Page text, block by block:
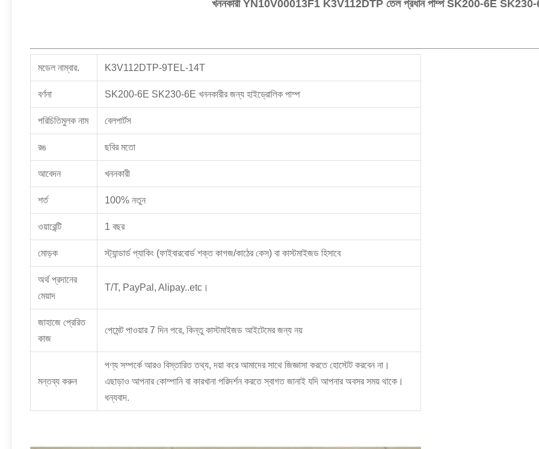
খননকারী YN10V00013F1 K3V112DTP তেল প্রধান পাম্প SK200-6E SK230-
মডেল নাম্বার. K3V112DTP-9TEL-14T
বর্ণনা SK200-6E SK230-6E খননকারীর জন্য হাইড্রোলিক পাম্প
পরিচিতিমুলক নাম বেলপার্টস
রঙ ছবির মতো
আবেদন খননকারী
শর্ত 100% নতুন
ওয়ারেন্টি 1 বছর
মোড়ক স্ট্যান্ডার্ড প্যাকিং (ফাইবারবোর্ড শক্ত কাগজ/কাঠের কেস) বা কাস্টমাইজড হিসাবে
অর্থ প্রদানের
মেয়াদ
T/T, PayPal, Alipay..etc।
জাহাজে প্রেরিত
কাজ
পেমেন্ট পাওয়ার 7 দিন পরে, কিন্তু কাস্টমাইজড আইটেমের জন্য নয়
মন্তব্য করুন
পণ্য সম্পর্কে আরও বিস্তারিত তথ্য, দয়া করে আমাদের সাথে জিজ্ঞাসা করতে হোস্টেট করবেন না।
এছাড়াও আপনার কোম্পানি বা কারখানা পরিদর্শন করতে স্বাগত জানাই যদি আপনার অবসর সময় থাকে।
ধন্যবাদ.